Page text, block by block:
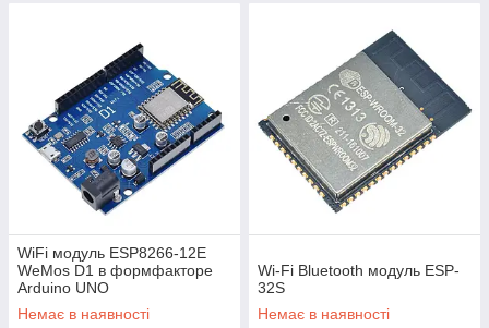
WiFi модуль ESP8266-12E
WeMos D1 в формфакторе
Arduino UNO
Немає в наявності
Wi-Fi Bluetooth модуль ESP-
32S
Немає в наявності